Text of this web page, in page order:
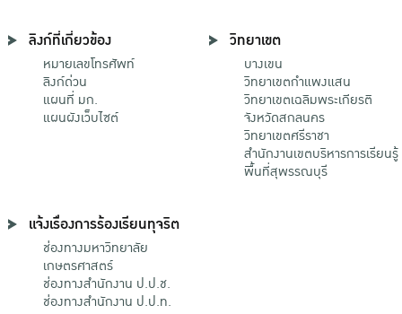
ลิงก์ที่เกี่ยวข้อง
หมายเลขโทรศัพท์
ลิงก์ด่วน
แผนที่ มก.
แผนผังเว็บไซต์
วิทยาเขต
บางเขน
วิทยาเขตกําแพงแสน
วิทยาเขตเฉลิมพระเกียรติ
จังหวัดสกลนคร
วิทยาเขตศรีราชา
สำนักงานเขตบริหารการเรียนรู้
พื้นที่สุพรรณบุรี
แจ้งเรื่องการร้องเรียนทุจริต
ช่องทางมหาวิทยาลัย
เกษตรศาสตร์
ช่องทางสำนักงาน ป.ป.ช.
ช่องทางสำนักงาน ป.ป.ท.